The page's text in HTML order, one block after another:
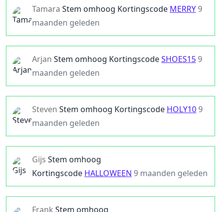
Tamara Stem omhoog Kortingscode MERRY9
maanden geleden
Arjan Stem omhoog KortingscodeSHOES159
maanden geleden
Steven Stem omhoog Kortingscode HOLY109
maanden geleden
Gijs Stem omhoog
Kortingscode HALLOWEEN 9 maanden geleden
Frank Stem omhoog